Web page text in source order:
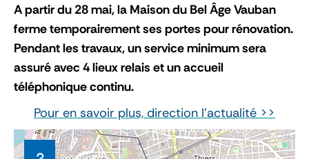
A partir du 28 mai, la Maison du Bel Âge Vauban
ferme temporairement ses portes pour rénovation.
Pendant les travaux, un service minimum sera
assuré avec 4 lieux relais et un accueil
téléphonique continu.
Pour en savoir plus, direction l'actualité >>